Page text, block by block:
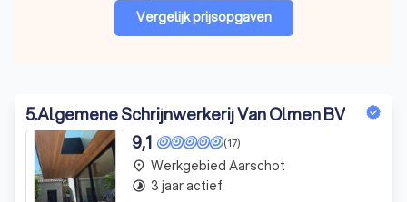
Vergelijk prijsopgaven
5.Algemene Schrijnwerkerij Van Olmen BV
(17)
9,1
place Werkgebied Aarschot
timelapse 3 jaar actief